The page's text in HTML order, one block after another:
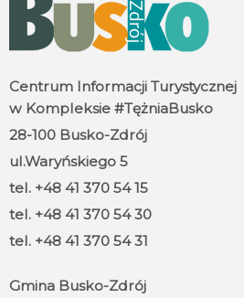
Centrum Informacji Turystycznej
w Kompleksie #TężniaBusko
28-100 Busko-Zdrój
ul.Waryńskiego 5
tel. +48 41 370 54 15
tel. +48 41 370 54 30
tel. +48 41 370 54 31
Gmina Busko-Zdrój